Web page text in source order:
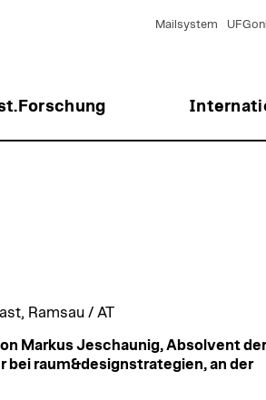
Mailsystem
Ramsau / AT
Markus Jeschaunig, Absolvent der
raum&designstrategien, an der